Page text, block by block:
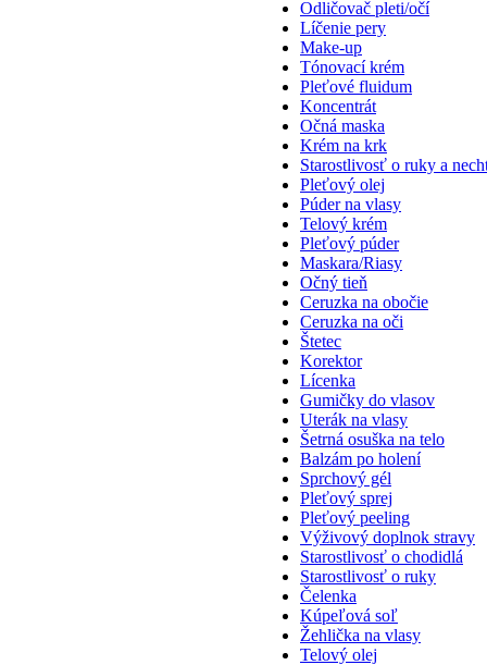
Odličovač pleti/očí
Líčenie pery
Make-up
Tónovací krém
Pleťové fluidum
Koncentrát
Očná maska
Krém na krk
Starostlivosť o ruky a
Pleťový olej
Púder na vlasy
Telový krém
Pleťový púder
Maskara/Riasy
Očný tieň
Ceruzka na obočie
Ceruzka na oči
Štetec
Korektor
Lícenka
Gumičky do vlasov
Uterák na vlasy
Šetrná osuška na telo
Balzám po holení
Sprchový gél
Pleťový sprej
Pleťový peeling
Výživový doplnok stravy
Starostlivosť o chodidlá
Starostlivosť o ruky
Čelenka
Kúpeľová soľ
Žehlička na vlasy
Telový olej